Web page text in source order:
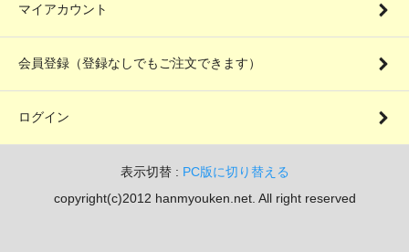
マイアカウント
会員登録（登録なしでもご注文できます）
ログイン
表示切替 : PC版に切り替える
copyright(c)2012 hanmyouken.net. All right reserved